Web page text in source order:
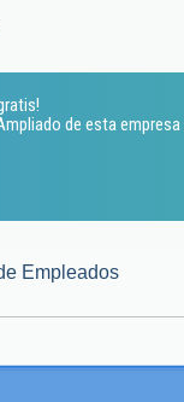
de esta empresa
Empleados